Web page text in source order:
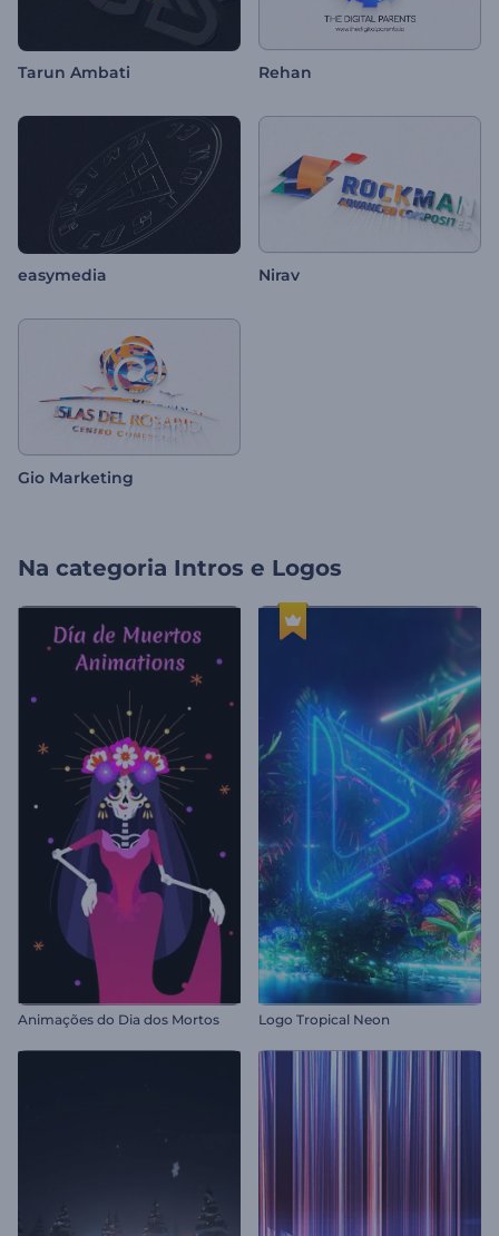
Tarun Ambati Rehan
easymedia Nirav
Gio Marketing
Na categoria Intros e Logos
Animações do Dia dos Mortos Logo Tropical Neon